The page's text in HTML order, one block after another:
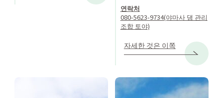
연락처
080-5623-9734(야마사 댐 관리
조합 토야)
자세한 것은 이쪽